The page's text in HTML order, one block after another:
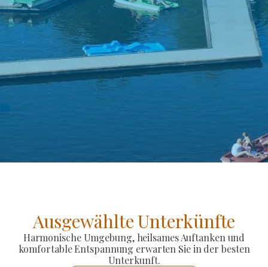
Ausgewählte Unterkünfte
Harmonische Umgebung, heilsames Auftanken und
komfortable Entspannung erwarten Sie in der besten
Unterkunft.